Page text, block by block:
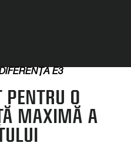
E3
O
MAXIMĂ A